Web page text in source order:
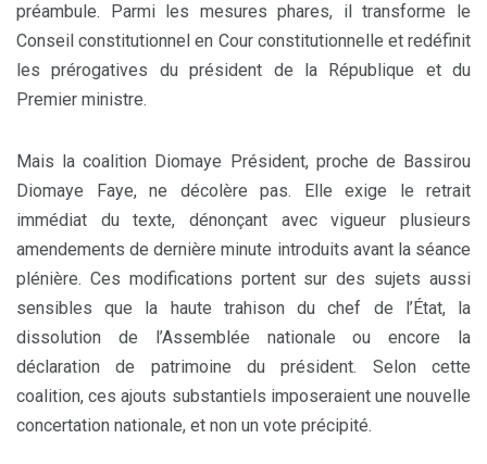
préambule. Parmi les mesures phares, il transforme le
Conseil constitutionnel en Cour constitutionnelle et redéfinit
les prérogatives du président de la République et du
Premier ministre.
Mais la coalition Diomaye Président, proche de Bassirou
Diomaye Faye, ne décolère pas. Elle exige le retrait
immédiat du texte, dénonçant avec vigueur plusieurs
amendements de dernière minute introduits avant la séance
plénière. Ces modifications portent sur des sujets aussi
sensibles que la haute trahison du chef de l’État, la
dissolution de l’Assemblée nationale ou encore la
déclaration de patrimoine du président. Selon cette
coalition, ces ajouts substantiels imposeraient une nouvelle
concertation nationale, et non un vote précipité.